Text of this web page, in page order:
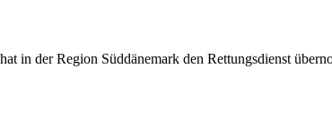
in der Region Süddänemark den Rettungsdienst